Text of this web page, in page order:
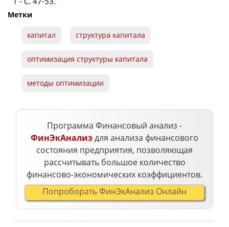
Метки
капитал структура капитала
оптимизация структуры капитала
методы оптимизации
Программа Финансовый анализ -
ФинЭкАнализдля анализа финансового
состояния предприятия, позволяющая
рассчитывать большое количество
финансово-экономических коэффициентов.
Попроборать ФинЭкАнализ Онлайн